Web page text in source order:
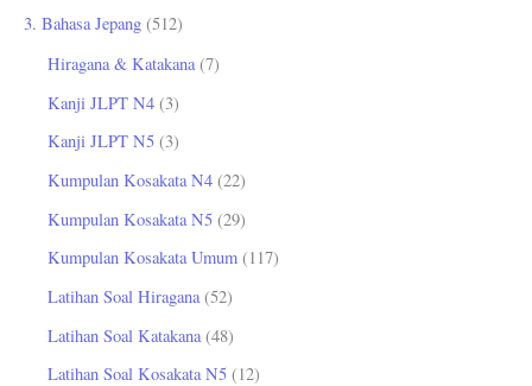
3. Bahasa Jepang (512)
Hiragana & Katakana(7)
Kanji JLPT N4 (3)
Kanji JLPT N5 (3)
Kumpulan Kosakata N4 (22)
Kumpulan Kosakata N5 (29)
Kumpulan Kosakata Umum (117)
Latihan Soal Hiragana(52)
Latihan Soal Katakana (48)
Latihan Soal Kosakata N5 (12)